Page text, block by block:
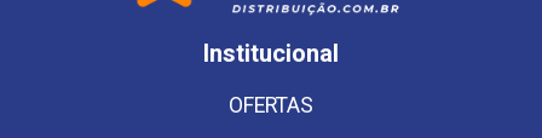
Institucional
OFERTAS